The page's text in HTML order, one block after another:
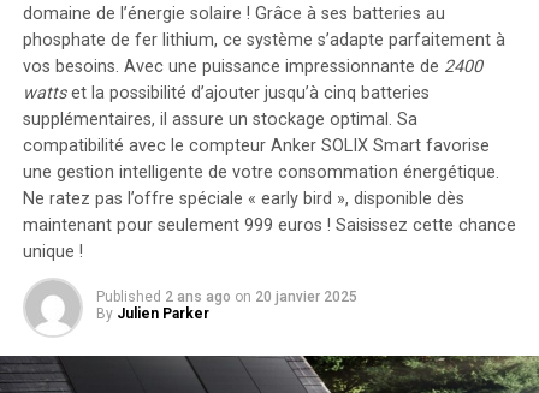
En ce qui concerne l’attaque, à part Aaron Judge et Juan
Soto, peu de joueurs affichent des performances
satisfaisantes. Anthony Volpe est le meilleur frappeur
après eux, avec une moyenne de .253.
Chisholm a été un élément déclencheur lors du match
de lundi soir à Philadelphie, mais il devra prouver qu’il
peut maintenir cette forme avant que quiconque ne
considère l’attaque des Yankees comme résolue.
Actuellement, il affiche une moyenne de .249 avec 13
home runs, 50 points produits et 96 coups sûrs.
En toute honnêteté, les Yankees ont besoin d’un autre
domaine de l’énergie solaire ! Grâce à ses batteries au
phosphate de fer lithium, ce système s’adapte parfaitement à
vos besoins. Avec une puissance impressionnante de 2400
wattset la possibilité d’ajouter jusqu’à cinq batteries
supplémentaires, il assure un stockage optimal. Sa
compatibilité avec le compteur Anker SOLIX Smart favorise
une gestion intelligente de votre consommation énergétique.
Ne ratez pas l’offre spéciale « early bird », disponible dès
maintenant pour seulement 999 euros ! Saisissez cette chance
unique !
Published 2 ans ago on 20 janvier 2025
By Julien Parker